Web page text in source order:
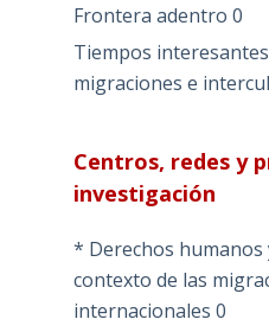
Frontera adentro 0
Tiempos
migraciones e
Centros, redes y
investigación
* Derechos humanos
contexto de las
internacionales 0